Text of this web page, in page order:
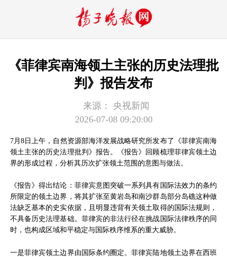
《菲律宾南海领土主张的历史法理批
判》报告发布
来源：
央视新闻
2026-07-08 09:20:00
7月8日上午，自然资源部海洋发展战略研究所发布了《菲律宾南海
领土主张的历史法理批判》报告。《报告》回顾梳理菲律宾领土边
界的形成过程，分析其历次扩张领土范围的意图与做法。
《报告》得出结论：菲律宾意图突破一系列具有国际法效力的条约
所限定的领土边界，将其扩张至黄岩岛和南沙群岛部分岛礁这种做
法缺乏基本的史实依据，且明显违背有关领土取得的国际法规则，
不具备历史法理基础。菲律宾的非法行径在挑战国际法律秩序的同
时，也构成区域和平稳定与国际秩序维系的重大威胁。
一是菲律宾领土边界由国际条约圈定。菲律宾陆地领土边界在西班